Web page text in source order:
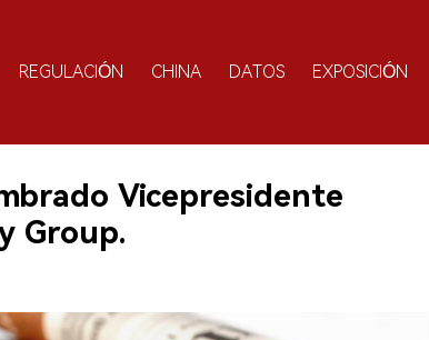
REGULACIÓN CHINA DATOS EXPOSICIÓN
Vicepresidente
Group.